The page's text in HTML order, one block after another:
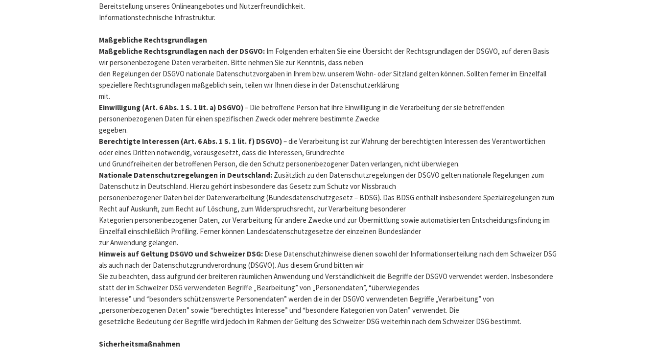
Bereitstellung unseres Onlineangebotes und Nutzerfreundlichkeit.
Informationstechnische Infrastruktur.
Maßgebliche Rechtsgrundlagen
Maßgebliche Rechtsgrundlagen nach der DSGVO: Im Folgenden erhalten Sie eine Übersicht der Rechtsgrundlagen der DSGVO, auf deren Basis
wir personenbezogene Daten verarbeiten. Bitte nehmen Sie zur Kenntnis, dass neben
den Regelungen der DSGVO nationale Datenschutzvorgaben in Ihrem bzw. unserem Wohn- oder Sitzland gelten können. Sollten ferner im Einzelfall
speziellere Rechtsgrundlagen maßgeblich sein, teilen wir Ihnen diese in der Datenschutzerklärung
mit.
Einwilligung (Art. 6 Abs. 1 S. 1 lit. a) DSGVO)– Die betroffene Person hat ihre Einwilligung in die Verarbeitung der sie betreffenden
personenbezogenen Daten für einen spezifischen Zweck oder mehrere bestimmte Zwecke
gegeben.
Berechtigte Interessen (Art. 6 Abs. 1 S. 1 lit. f) DSGVO)– die Verarbeitung ist zur Wahrung der berechtigten Interessen des Verantwortlichen
oder eines Dritten notwendig, vorausgesetzt, dass die Interessen, Grundrechte
und Grundfreiheiten der betroffenen Person, die den Schutz personenbezogener Daten verlangen, nicht überwiegen.
Nationale Datenschutzregelungen in Deutschland: Zusätzlich zu den Datenschutzregelungen der DSGVO gelten nationale Regelungen zum
Datenschutz in Deutschland. Hierzu gehört insbesondere das Gesetz zum Schutz vor Missbrauch
personenbezogener Daten bei der Datenverarbeitung (Bundesdatenschutzgesetz – BDSG). Das BDSG enthält insbesondere Spezialregelungen zum
Recht auf Auskunft, zum Recht auf Löschung, zum Widerspruchsrecht, zur Verarbeitung besonderer
Kategorien personenbezogener Daten, zur Verarbeitung für andere Zwecke und zur Übermittlung sowie automatisierten Entscheidungsfindung im
Einzelfall einschließlich Profiling. Ferner können Landesdatenschutzgesetze der einzelnen Bundesländer
zur Anwendung gelangen.
Hinweis auf Geltung DSGVO und Schweizer DSG: Diese Datenschutzhinweise dienen sowohl der Informationserteilung nach dem Schweizer DSG
als auch nach der Datenschutzgrundverordnung (DSGVO). Aus diesem Grund bitten wir
Sie zu beachten, dass aufgrund der breiteren räumlichen Anwendung und Verständlichkeit die Begriffe der DSGVO verwendet werden. Insbesondere
statt der im Schweizer DSG verwendeten Begriffe „Bearbeitung” von „Personendaten”, “überwiegendes
Interesse” und “besonders schützenswerte Personendaten” werden die in der DSGVO verwendeten Begriffe „Verarbeitung” von
„personenbezogenen Daten” sowie “berechtigtes Interesse” und “besondere Kategorien von Daten” verwendet. Die
gesetzliche Bedeutung der Begriffe wird jedoch im Rahmen der Geltung des Schweizer DSG weiterhin nach dem Schweizer DSG bestimmt.
Sicherheitsmaßnahmen